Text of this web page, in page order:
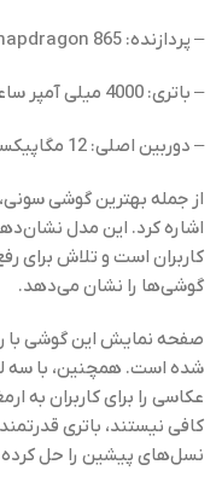
– پردازنده: Qualcomm SM8250 Snapdragon 865
– باتری: 4000 میلی آمپر ساعت
– دوربین اصلی: 12 مگاپیکسل
اشاره کرد. این مدل
کاربران است و تلاش برای
گوشی‌ها را نشان می‌دهد.
شده است. همچنین، با سه
عکاسی را برای کاربران به
کافی نیستند، باتری
نسل‌های پیشین را حل